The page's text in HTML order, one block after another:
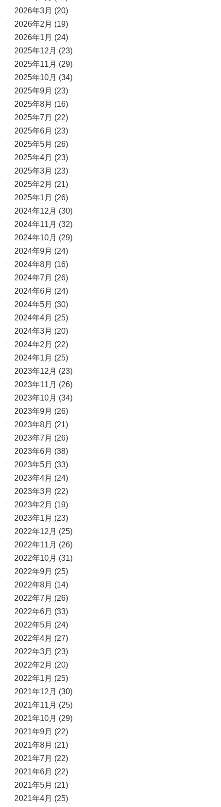
2026年3月 (20)
2026年2月 (19)
2026年1月 (24)
2025年12月 (23)
2025年11月 (29)
2025年10月 (34)
2025年9月 (23)
2025年8月 (16)
2025年7月 (22)
2025年6月 (23)
2025年5月 (26)
2025年4月 (23)
2025年3月 (23)
2025年2月 (21)
2025年1月 (26)
2024年12月 (30)
2024年11月 (32)
2024年10月 (29)
2024年9月 (24)
2024年8月 (16)
2024年7月 (26)
2024年6月 (24)
2024年5月 (30)
2024年4月 (25)
2024年3月 (20)
2024年2月 (22)
2024年1月 (25)
2023年12月 (23)
2023年11月 (26)
2023年10月 (34)
2023年9月 (26)
2023年8月 (21)
2023年7月 (26)
2023年6月 (38)
2023年5月 (33)
2023年4月 (24)
2023年3月 (22)
2023年2月 (19)
2023年1月 (23)
2022年12月 (25)
2022年11月 (26)
2022年10月 (31)
2022年9月 (25)
2022年8月 (14)
2022年7月 (26)
2022年6月 (33)
2022年5月 (24)
2022年4月 (27)
2022年3月 (23)
2022年2月 (20)
2022年1月 (25)
2021年12月 (30)
2021年11月 (25)
2021年10月 (29)
2021年9月 (22)
2021年8月 (21)
2021年7月 (22)
2021年6月 (22)
2021年5月 (21)
2021年4月 (25)